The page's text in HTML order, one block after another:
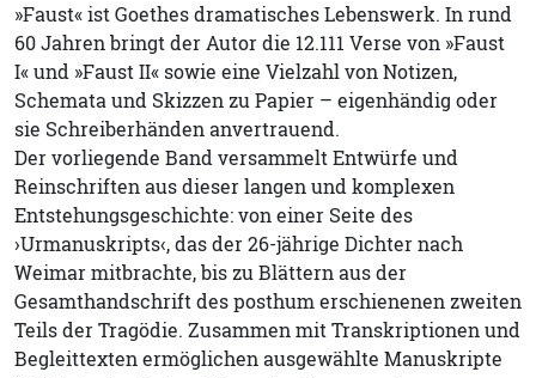
»Faust« ist Goethes dramatisches Lebenswerk. In rund
60 Jahren bringt der Autor die 12.111 Verse von »Faust
I« und »Faust II« sowie eine Vielzahl von Notizen,
Schemata und Skizzen zu Papier – eigenhändig oder
sie Schreiberhänden anvertrauend.
Der vorliegende Band versammelt Entwürfe und
Reinschriften aus dieser langen und komplexen
Entstehungsgeschichte: von einer Seite des
›Urmanuskripts‹, das der 26-jährige Dichter nach
Weimar mitbrachte, bis zu Blättern aus der
Gesamthandschrift des posthum erschienenen zweiten
Teils der Tragödie. Zusammen mit Transkriptionen und
Begleittexten ermöglichen ausgewählte Manuskripte